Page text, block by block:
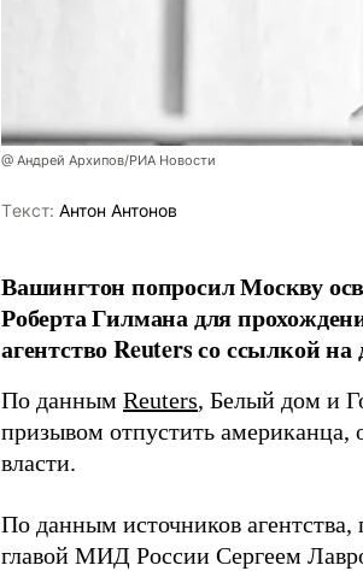
@ Андрей Архипов/РИА Новости
Tекст: Антон Антонов
Вашингтон попросил Москву
Роберта Гилмана для
агентство Reuters со ссылкой
По данным Reuters, Белый дом и
призывом отпустить американца,
власти.
По данным источников агентства,
главой МИД России Сергеем